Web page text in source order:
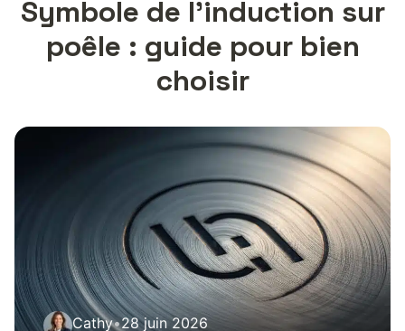
Symbole de l’induction sur
poêle : guide pour bien
choisir
Cathy•28 juin 2026